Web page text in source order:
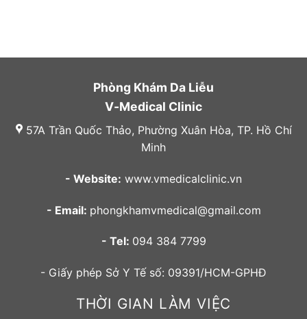
Phòng Khám Da Liễu
V-Medical Clinic
57A Trần Quốc Thảo, Phường Xuân Hòa, TP. Hồ Chí
Minh
- Website: www.vmedicalclinic.vn
- Email: phongkhamvmedical@gmail.com
- Tel: 094 384 7799
- Giấy phép Sở Y Tế số: 09391/HCM-GPHĐ
THỜI GIAN LÀM VIỆC